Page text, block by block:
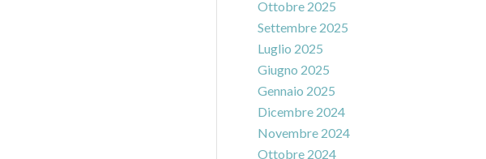
Ottobre 2025
Settembre 2025
Luglio 2025
Giugno 2025
Gennaio 2025
Dicembre 2024
Novembre 2024
Ottobre 2024